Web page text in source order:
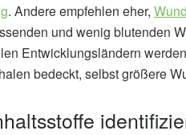
. Andere empfehlen eher,
und wenig blutenden
Entwicklungsländern
bedeckt, selbst größere